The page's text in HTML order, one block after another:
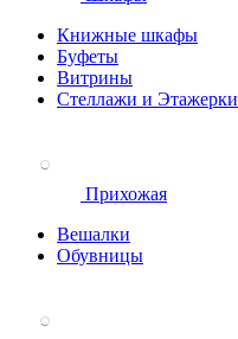
Книжные шкафы
Буфеты
Витрины
Стеллажи и Этажерки
Прихожая
Вешалки
Обувницы